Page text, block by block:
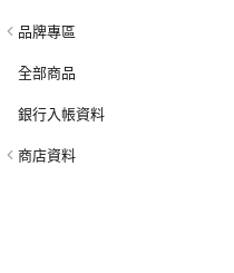
品牌專區
全部商品
銀行入帳資料
商店資料